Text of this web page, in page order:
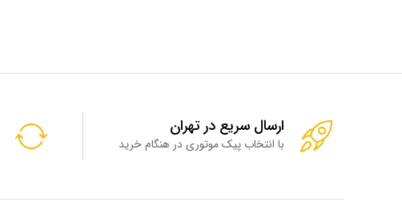
ارسال سریع در تهران
با انتخاب پیک موتوری در هنگام خرید